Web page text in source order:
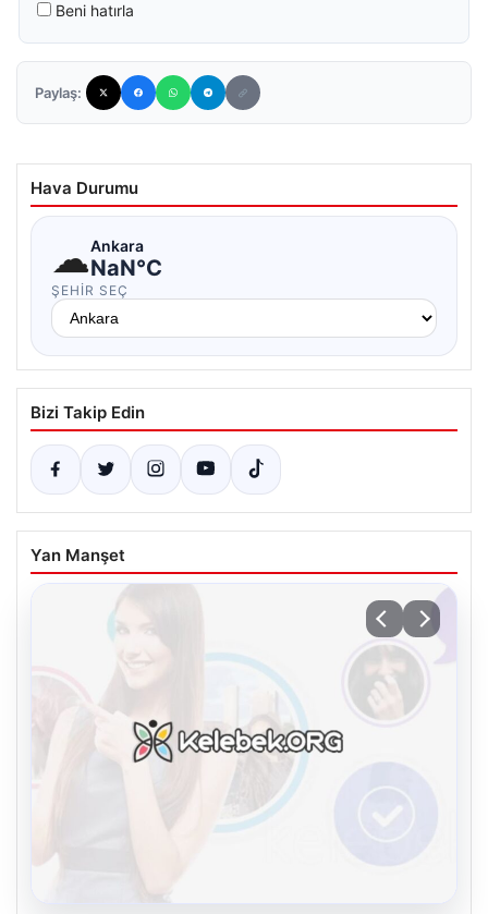
Beni hatırla
Paylaş:
Hava Durumu
☁Ankara
NaN°C
ŞEHIR SEÇ
Bizi Takip Edin
Yan Manşet